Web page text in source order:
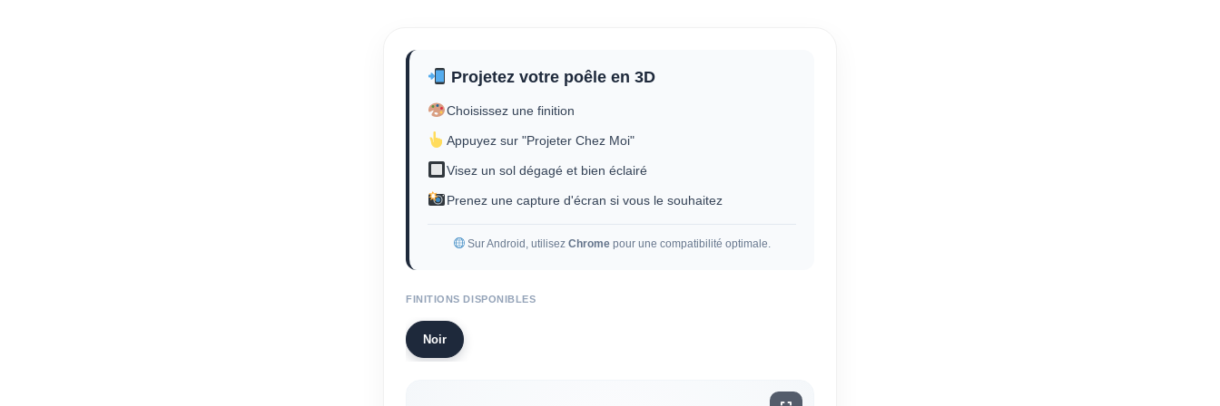
Projetez votre poêle en 3D
Choisissez une finition
Appuyez sur "Projeter Chez Moi"
Visez un sol dégagé et bien éclairé
Prenez une capture d'écran si vous le souhaitez
Sur Android, utilisezChrome pour une compatibilité optimale.
FINITIONS DISPONIBLES
Noir